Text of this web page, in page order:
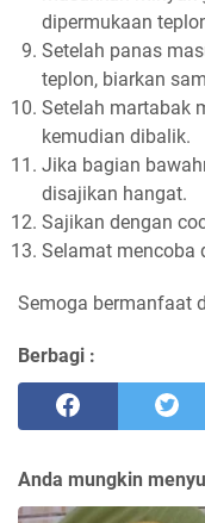
dipermukaan
Setelah panas
teplon, biarkan
Setelah martabak
kemudian dibalik.
Jika bagian
disajikan hangat.
Sajikan dengan
Selamat mencoba
Semoga bermanfaat
Berbagi :
Anda mungkin